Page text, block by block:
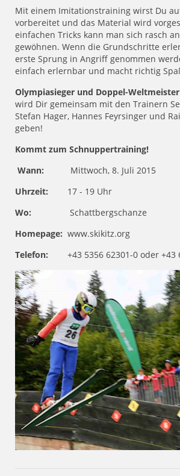
Mit einem Imitationstraining wirst Du
vorbereitet und das Material wird
einfachen Tricks kann man sich rasch
gewöhnen. Wenn die Grundschritte
erste Sprung in Angriff genommen
einfach erlernbar und macht richtig
Olympiasieger und Doppel-
wird Dir gemeinsam mit den Trainern
Stefan Hager, Hannes Feyrsinger und
geben!
Kommt zum Schnuppertraining!
Wann: Mittwoch, 8. Juli 2015
Uhrzeit: 17 - 19 Uhr
Wo:
Schattbergschanze
Homepage: www.skikitz.org
Telefon: +43 5356 62301-0 oder +43